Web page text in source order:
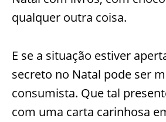
qualquer outra coisa.
E se a situação estiver
secreto no Natal pode ser
consumista. Que tal
com uma carta carinhosa